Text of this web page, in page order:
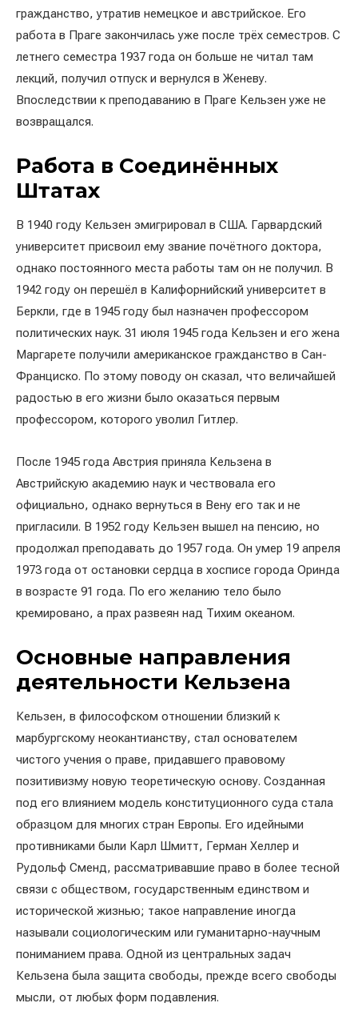
гражданство, утратив немецкое и австрийское. Его
работа в Праге закончилась уже после трёх семестров. С
летнего семестра 1937 года он больше не читал там
лекций, получил отпуск и вернулся в Женеву.
Впоследствии к преподаванию в Праге Кельзен уже не
возвращался.
Работа в Соединённых
Штатах
В 1940 году Кельзен эмигрировал в США. Гарвардский
университет присвоил ему звание почётного доктора,
однако постоянного места работы там он не получил. В
1942 году он перешёл в Калифорнийский университет в
Беркли, где в 1945 году был назначен профессором
политических наук. 31 июля 1945 года Кельзен и его жена
Маргарете получили американское гражданство в Сан-
Франциско. По этому поводу он сказал, что величайшей
радостью в его жизни было оказаться первым
профессором, которого уволил Гитлер.
После 1945 года Австрия приняла Кельзена в
Австрийскую академию наук и чествовала его
официально, однако вернуться в Вену его так и не
пригласили. В 1952 году Кельзен вышел на пенсию, но
продолжал преподавать до 1957 года. Он умер 19 апреля
1973 года от остановки сердца в хосписе города Оринда
в возрасте 91 года. По его желанию тело было
кремировано, а прах развеян над Тихим океаном.
Основные направления
деятельности Кельзена
Кельзен, в философском отношении близкий к
марбургскому неокантианству, стал основателем
чистого учения о праве, придавшего правовому
позитивизму новую теоретическую основу. Созданная
под его влиянием модель конституционного суда стала
образцом для многих стран Европы. Его идейными
противниками были Карл Шмитт, Герман Хеллер и
Рудольф Сменд, рассматривавшие право в более тесной
связи с обществом, государственным единством и
исторической жизнью; такое направление иногда
называли социологическим или гуманитарно-научным
пониманием права. Одной из центральных задач
Кельзена была защита свободы, прежде всего свободы
мысли, от любых форм подавления.